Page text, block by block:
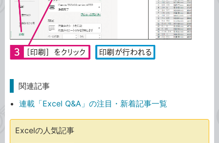
関連記事
連載「Excel Q&A」の注目・新着記事一覧
Excelの人気記事